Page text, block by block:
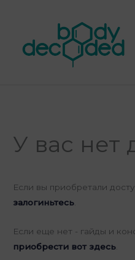
содержимому
У вас нет
Если вы приобретали
залогиньтесь
Если еще нет - гайды и
приобрести вот здесь